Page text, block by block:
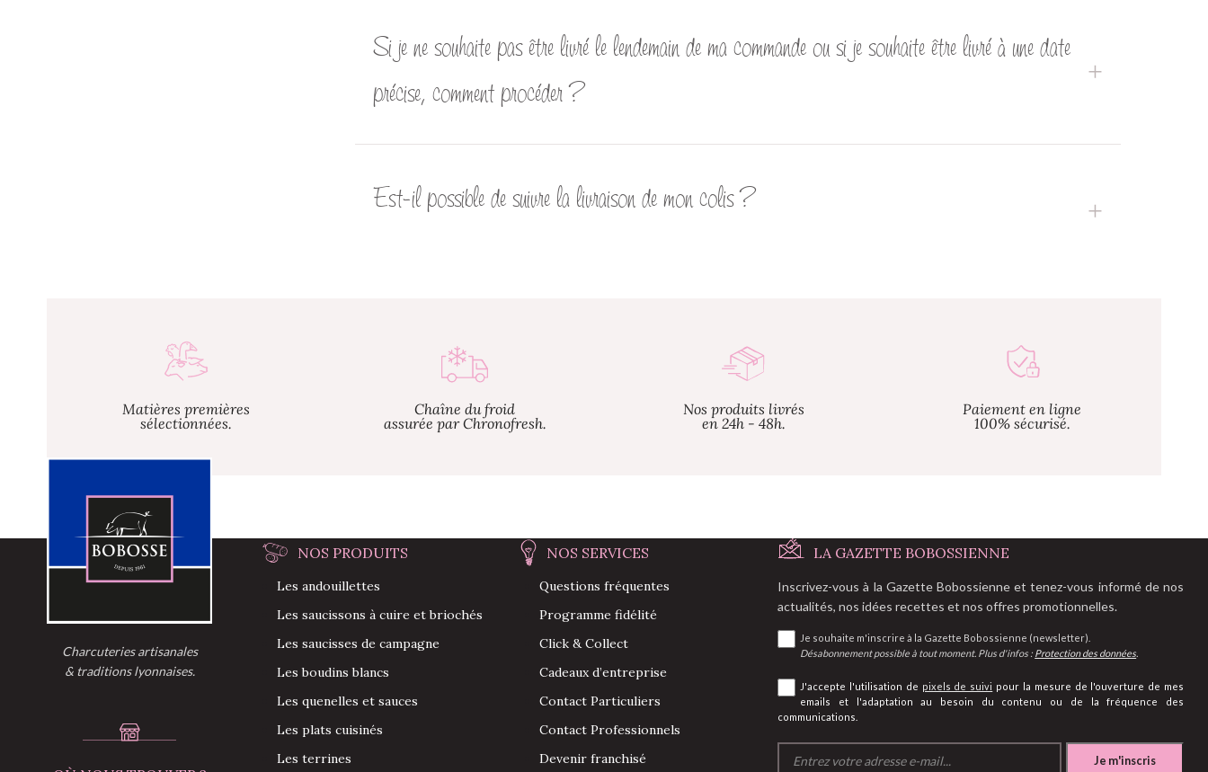
Si je ne souhaite pas être livré le lendemain de ma commande ou si je souhaite être livré à une date
précise, comment procéder ?
Est-il possible de suivre la livraison de mon colis ?
Matières premières
sélectionnées.
Chaîne du froid
assurée par Chronofresh.
Nos produits livrés
en 24h - 48h.
Paiement en ligne
100% sécurisé.
Charcuteries artisanales
& traditions lyonnaises.
NOS PRODUITS
Les andouillettes
Les saucissons à cuire et briochés
Les saucisses de campagne
Les boudins blancs
Les quenelles et sauces
Les plats cuisinés
Les terrines
NOS SERVICES
Questions fréquentes
Programme fidélité
Click & Collect
Cadeaux d’entreprise
Contact Particuliers
Contact Professionnels
Devenir franchisé
LA GAZETTE BOBOSSIENNE
Inscrivez-vous à la Gazette Bobossienne et tenez-vous informé de nos
actualités, nos idées recettes et nos offres promotionnelles.
Je souhaite m'inscrire à la Gazette Bobossienne (newsletter).
Désabonnement possible à tout moment. Plus d'infos : Protection des données
J'accepte l'utilisation de pixels de suivi pour la mesure de l'ouverture de mes
emails et l'adaptation au besoin du contenu ou de la fréquence des
communications.